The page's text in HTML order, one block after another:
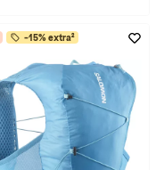
-15% extra²